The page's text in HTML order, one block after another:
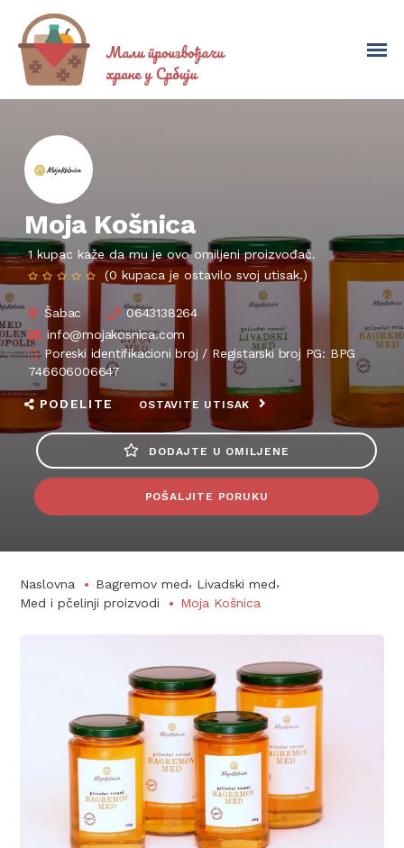
Moja Košnica
1 kupac kaže da mu je ovo omiljeni proizvođač.
(0 kupaca je ostavilo svoj utisak.)
Šabac
0643138264
info@mojakosnica.com
Poreski identifikacioni broj / Registarski broj PG: BPG
746606006647
PODELITE OSTAVITE UTISAK
DODAJTE U OMILJENE
POŠALJITE PORUKU
Naslovna Bagremov med, Livadski med,
Med i pčelinji proizvodi
Moja Košnica